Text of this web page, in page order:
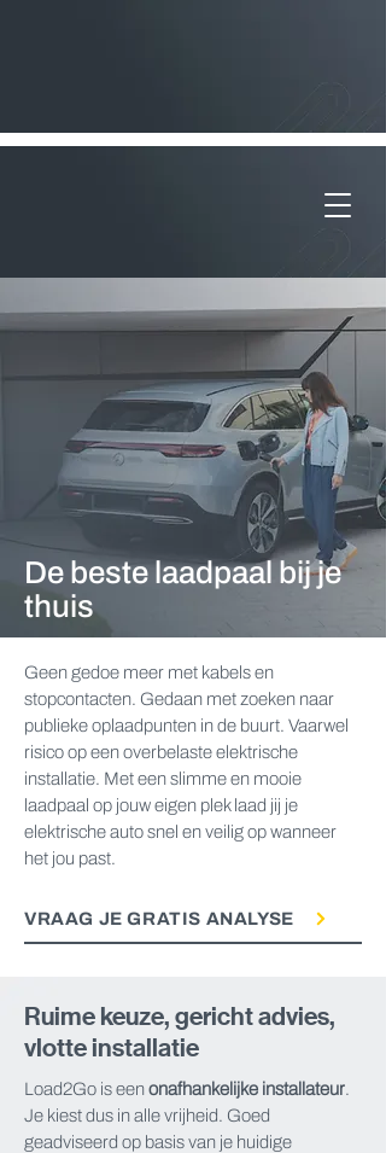
De beste laadpaal bij je
thuis
Geen gedoe meer met kabels en
stopcontacten. Gedaan met zoeken naar
publieke oplaadpunten in de buurt. Vaarwel
risico op een overbelaste elektrische
installatie. Met een slimme en mooie
laadpaal op jouw eigen plek laad jij je
elektrische auto snel en veilig op wanneer
het jou past.
VRAAG JE GRATIS ANALYSE
Ruime keuze, gericht advies,
vlotte installatie
Load2Go is eenonafhankelijke installateur.
Je kiest dus in alle vrijheid. Goed
geadviseerd op basis van je huidige